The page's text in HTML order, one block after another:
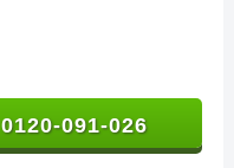
0120-091-026